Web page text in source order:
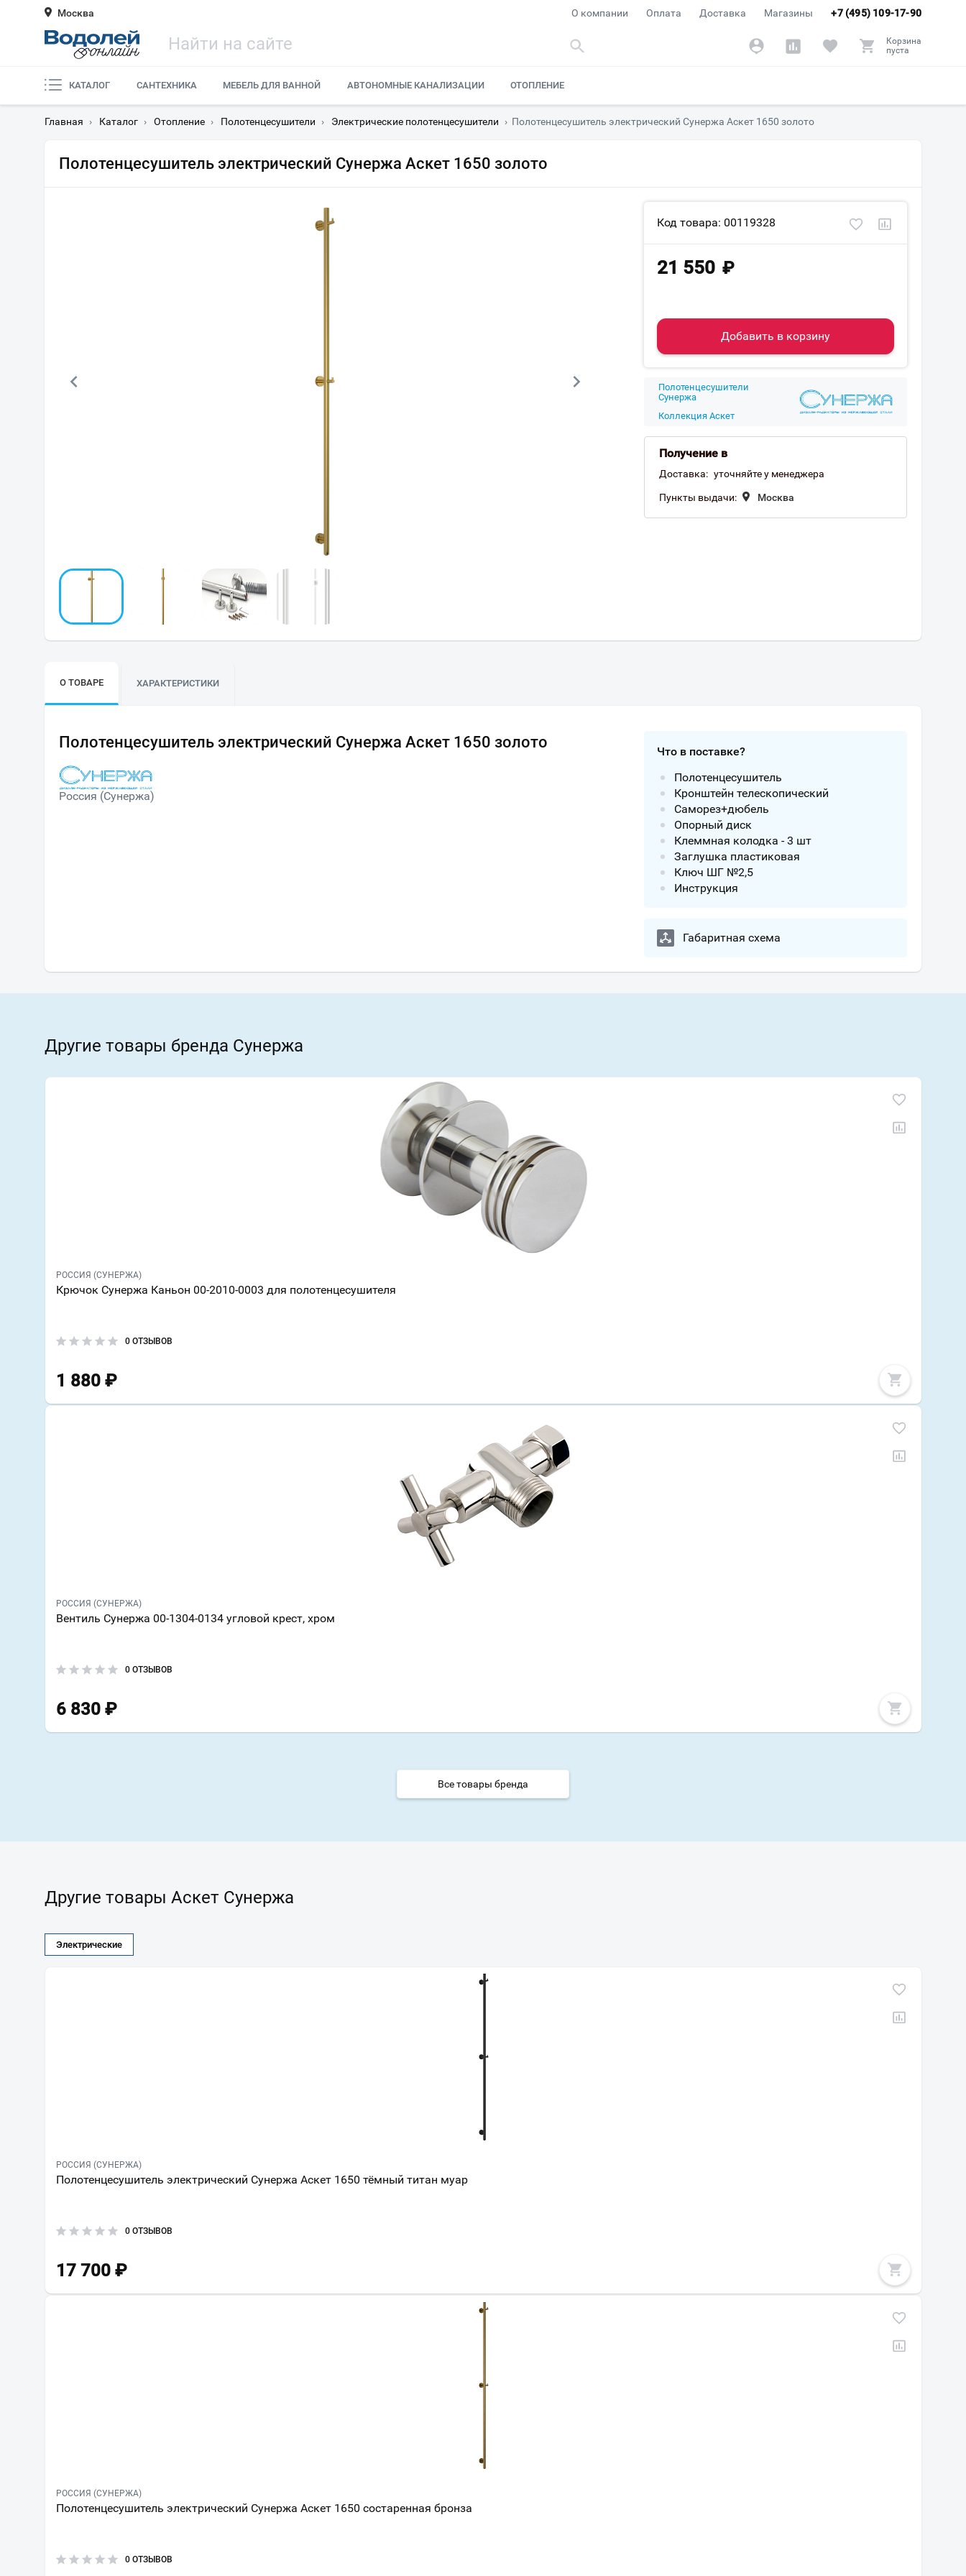
Москва +7 (495) 109-17-90
О компании Оплата Доставка Магазины
Корзина
пуста
КАТАЛОГ САНТЕХНИКА МЕБЕЛЬ ДЛЯ ВАННОЙ АВТОНОМНЫЕ КАНАЛИЗАЦИИ ОТОПЛЕНИЕ
Главная › Каталог › Отопление › Полотенцесушители › Электрические полотенцесушители › Полотенцесушитель электрический Сунержа Аскет 1650 золото
Полотенцесушитель электрический Сунержа Аскет 1650 золото
Код товара: 00119328
21 550 ₽
Добавить в корзину
Полотенцесушители
Сунержа
Коллекция Аскет
Получение в
Доставка: уточняйте у менеджера
Пункты выдачи: Москва
О ТОВАРЕ ХАРАКТЕРИСТИКИ
Полотенцесушитель электрический Сунержа Аскет 1650 золото
Россия (Сунержа)
Что в поставке?
Полотенцесушитель
Кронштейн телескопический
Саморез+дюбель
Опорный диск
Клеммная колодка - 3 шт
Заглушка пластиковая
Ключ ШГ №2,5
Инструкция
Габаритная схема
Другие товары бренда Сунержа
РОССИЯ (СУНЕРЖА)
Крючок Сунержа Каньон 00-2010-0003 для полотенцесушителя
0 ОТЗЫВОВ
1 880 ₽
РОССИЯ (СУНЕРЖА)
Вентиль Сунержа 00-1304-0134 угловой крест, хром
0 ОТЗЫВОВ
6 830 ₽
Все товары бренда
Другие товары Аскет Сунержа
Электрические
РОССИЯ (СУНЕРЖА)
Полотенцесушитель электрический Сунержа Аскет 1650 тёмный титан муар
0 ОТЗЫВОВ
17 700 ₽
РОССИЯ (СУНЕРЖА)
Полотенцесушитель электрический Сунержа Аскет 1650 состаренная бронза
0 ОТЗЫВОВ